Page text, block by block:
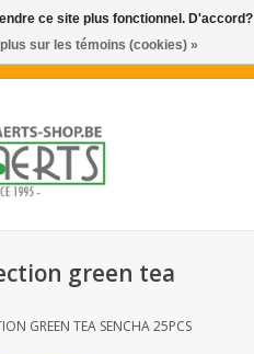
0 Articles - €0,00
green tea
GREEN TEA SENCHA 25PCS
ce site plus fonctionnel. D'accord?
sur les témoins (cookies) »